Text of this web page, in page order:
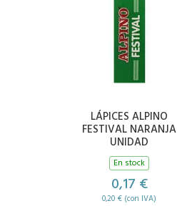
LÁPICES ALPINO
FESTIVAL NARANJA
UNIDAD
En stock
0,17 €
0,20 € (con IVA)